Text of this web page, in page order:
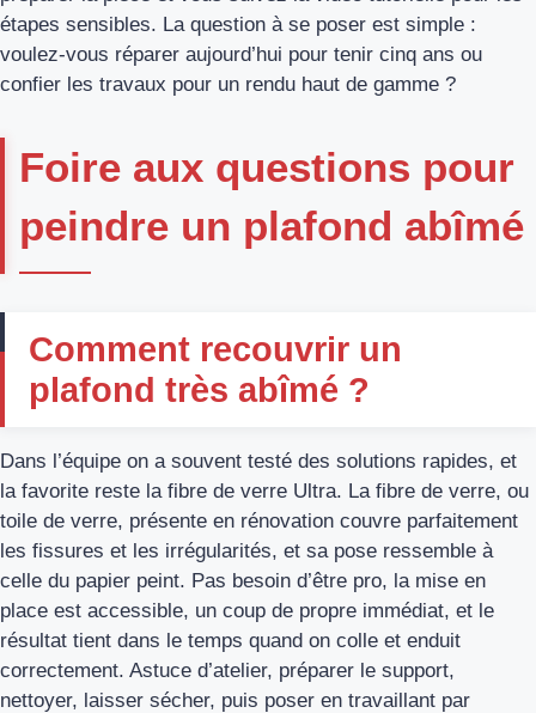
étapes sensibles. La question à se poser est simple :
voulez‑vous réparer aujourd’hui pour tenir cinq ans ou
confier les travaux pour un rendu haut de gamme ?
Foire aux questions pour
peindre un plafond abîmé
Comment recouvrir un
plafond très abîmé ?
Dans l’équipe on a souvent testé des solutions rapides, et
la favorite reste la fibre de verre Ultra. La fibre de verre, ou
toile de verre, présente en rénovation couvre parfaitement
les fissures et les irrégularités, et sa pose ressemble à
celle du papier peint. Pas besoin d’être pro, la mise en
place est accessible, un coup de propre immédiat, et le
résultat tient dans le temps quand on colle et enduit
correctement. Astuce d’atelier, préparer le support,
nettoyer, laisser sécher, puis poser en travaillant par